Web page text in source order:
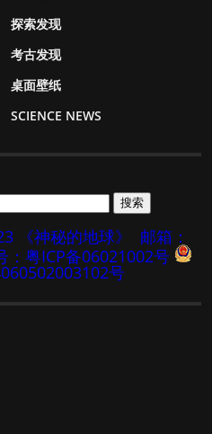
探索发现
考古发现
桌面壁纸
SCIENCE NEWS
《神秘的地球》
邮箱：
：粤ICP备06021002号
号